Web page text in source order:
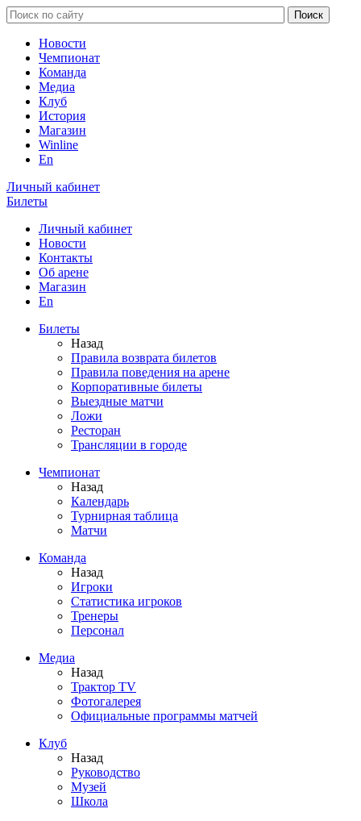
Новости
Чемпионат
Команда
Медиа
Клуб
История
Магазин
Winline
En
Личный кабинет
Билеты
Личный кабинет
Новости
Контакты
Об арене
Магазин
En
Билеты
Назад
Правила возврата билетов
Правила поведения на арене
Корпоративные билеты
Выездные матчи
Ложи
Ресторан
Трансляции в городе
Чемпионат
Назад
Календарь
Турнирная таблица
Матчи
Команда
Назад
Игроки
Статистика игроков
Тренеры
Персонал
Медиа
Назад
Трактор TV
Фотогалерея
Официальные программы матчей
Клуб
Назад
Руководство
Музей
Школа